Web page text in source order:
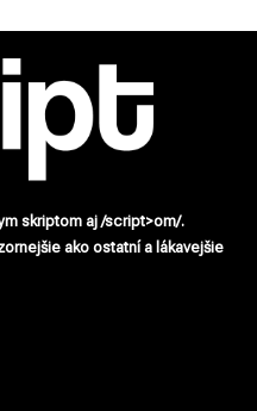
skriptom aj /script>om/.
ako ostatní a lákavejšie